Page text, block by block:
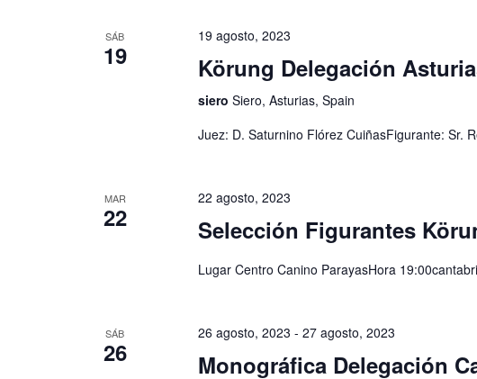
SÁB
19
19 agosto, 2023
Körung Delegación
siero Siero, Asturias, Spain
Juez: D. Saturnino Flórez CuiñasFigurante: Sr.
MAR
22
22 agosto, 2023
Selección Figurantes
Lugar Centro Canino ParayasHora
SÁB
26
26 agosto, 2023 - 27 agosto, 2023
Monográfica Delegación